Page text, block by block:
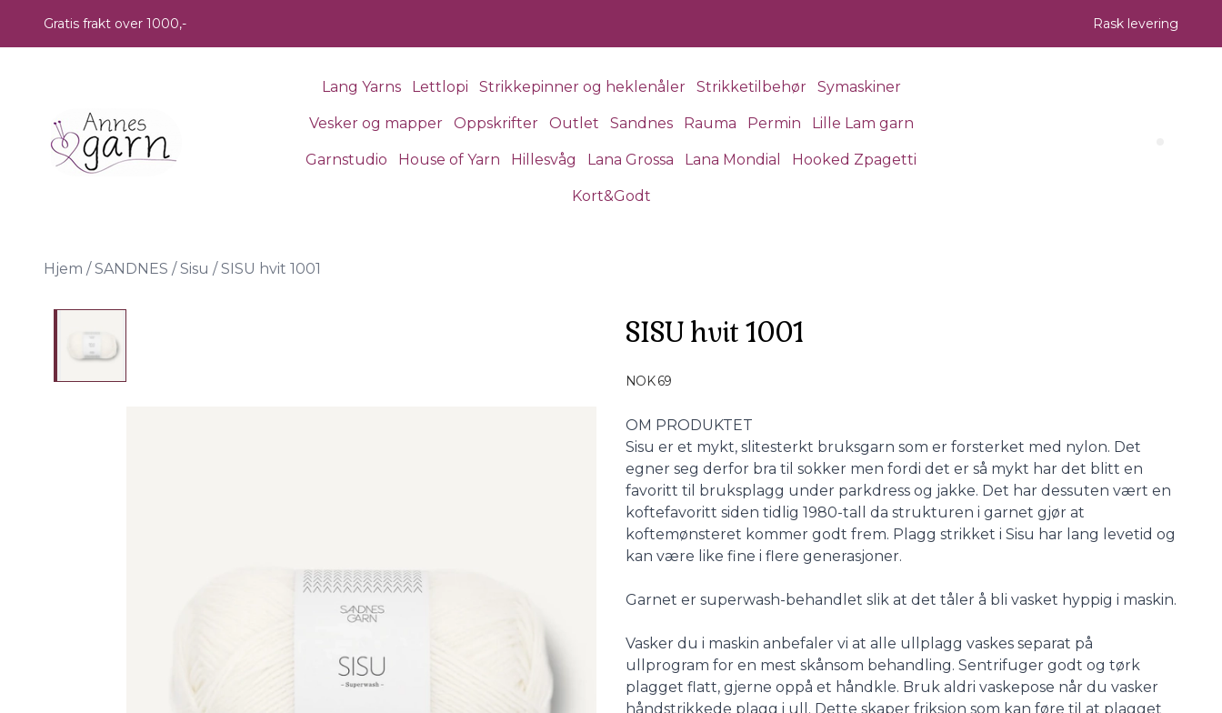
Gratis frakt over 1000,- Rask levering
Lang Yarns Lettlopi Strikkepinner og heklenåler Strikketilbehør Symaskiner
Vesker og mapper Oppskrifter Outlet Sandnes Rauma Permin Lille Lam garn
Garnstudio House of Yarn Hillesvåg Lana Grossa Lana Mondial Hooked Zpagetti
Kort&Godt
Hjem / SANDNES / Sisu / SISU hvit 1001
SISU hvit 1001
NOK 69
Description
OM PRODUKTET
Sisu er et mykt, slitesterkt bruksgarn som er forsterket med nylon. Det
egner seg derfor bra til sokker men fordi det er så mykt har det blitt en
favoritt til bruksplagg under parkdress og jakke. Det har dessuten vært en
koftefavoritt siden tidlig 1980-tall da strukturen i garnet gjør at
koftemønsteret kommer godt frem. Plagg strikket i Sisu har lang levetid og
kan være like fine i flere generasjoner.
Garnet er superwash-behandlet slik at det tåler å bli vasket hyppig i maskin.
Vasker du i maskin anbefaler vi at alle ullplagg vaskes separat på
ullprogram for en mest skånsom behandling. Sentrifuger godt og tørk
plagget flatt, gjerne oppå et håndkle. Bruk aldri vaskepose når du vasker
håndstrikkede plagg i ull. Dette skaper friksjon som kan føre til at plagget